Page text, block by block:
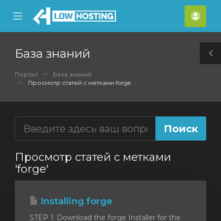
Mobile
Menu
База знаний
Портал
База знаний
Просмотр статей с метками forge
Просмотр статей с метками
'forge'
Installing forge
STEP 1: Download the forge Installer for the